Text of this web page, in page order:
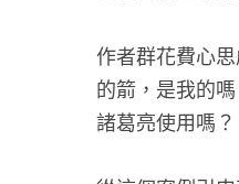
作者群花費心
的箭，是我的
諸葛亮使用嗎？